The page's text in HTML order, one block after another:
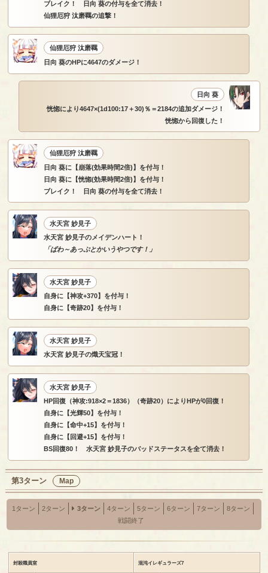
ブレイク！ 日向 葵の付与を全て消去！
仙狸厄狩 汰磨羈の追撃！
仙狸厄狩 汰磨羈
日向 葵のHPに4647のダメージ！
日向 葵
恍惚により4647×(1d100:17＋30)％＝2184の追加ダメージ！
恍惚から回復した！
仙狸厄狩 汰磨羈
日向 葵に【崩落(効果時間2倍)】を付与！
日向 葵に【恍惚(効果時間2倍)】を付与！
ブレイク！ 日向 葵の付与を全て消去！
水天宮 妙見子
水天宮 妙見子のメイデンハート！
「ぱわ～あっぷとかいうやつです！」
水天宮 妙見子
自身に【神攻+370】を付与！
自身に【奇跡20】を付与！
水天宮 妙見子
水天宮 妙見子の熾天宝冠！
水天宮 妙見子
HP回復（神攻:918×2＝1836）（奇跡20）によりHPが0回復！
自身に【光輝50】を付与！
自身に【命中+15】を付与！
自身に【回避+15】を付与！
BS回復80！ 水天宮 妙見子のバッドステータスを全て消去！
第3ターン Map
1ターン 2ターン 3ターン 4ターン 5ターン 6ターン 7ターン
8ターン
戦闘終了
封殺職員室 混沌イレギュラーズ7